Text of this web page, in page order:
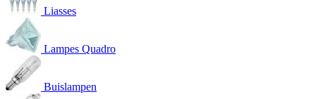
Liasses
Lampes Quadro
Buislampen